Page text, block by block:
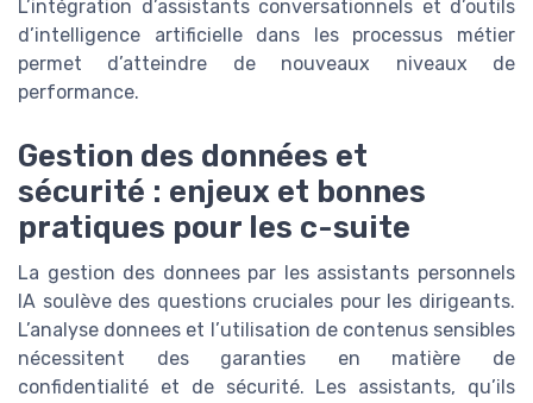
L’intégration d’assistants conversationnels et d’outils
d’intelligence artificielle dans les processus métier
permet d’atteindre de nouveaux niveaux de
performance.
Gestion des données et
sécurité : enjeux et bonnes
pratiques pour les c-suite
La gestion des donnees par les assistants personnels
IA soulève des questions cruciales pour les dirigeants.
L’analyse donnees et l’utilisation de contenus sensibles
nécessitent des garanties en matière de
confidentialité et de sécurité. Les assistants, qu’ils